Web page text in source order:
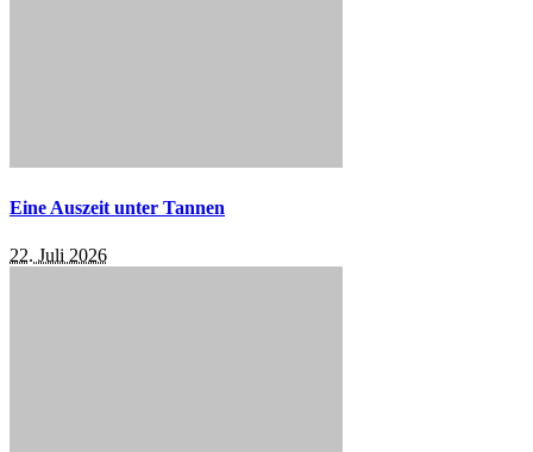
Eine Auszeit unter Tannen
22. Juli 2026